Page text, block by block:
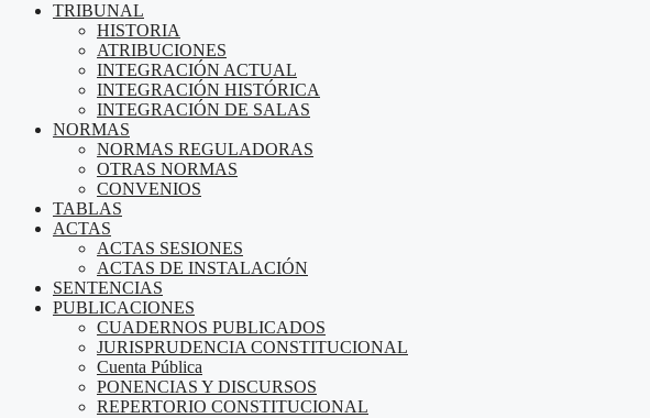
TRIBUNAL
HISTORIA
ATRIBUCIONES
INTEGRACIÓN ACTUAL
INTEGRACIÓN HISTÓRICA
INTEGRACIÓN DE SALAS
NORMAS
NORMAS REGULADORAS
OTRAS NORMAS
CONVENIOS
TABLAS
ACTAS
ACTAS SESIONES
ACTAS DE INSTALACIÓN
SENTENCIAS
PUBLICACIONES
CUADERNOS PUBLICADOS
JURISPRUDENCIA CONSTITUCIONAL
Cuenta Pública
PONENCIAS Y DISCURSOS
REPERTORIO CONSTITUCIONAL